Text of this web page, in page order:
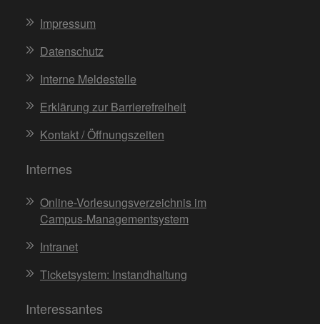
Impressum
Datenschutz
Interne Meldestelle
Erklärung zur Barrierefreiheit
Kontakt / Öffnungszeiten
Internes
Online-Vorlesungsverzeichnis im
Campus-Managementsystem
Intranet
Ticketsystem: Instandhaltung
Interessantes